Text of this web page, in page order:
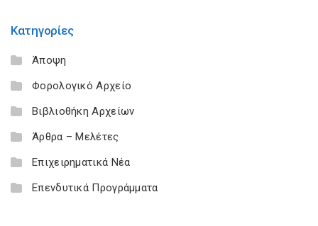
Κατηγορίες
Άποψη
Φορολογικό Αρχείο
Βιβλιοθήκη Αρχείων
Άρθρα – Μελέτες
Επιχειρηματικά Νέα
Επενδυτικά Προγράμματα